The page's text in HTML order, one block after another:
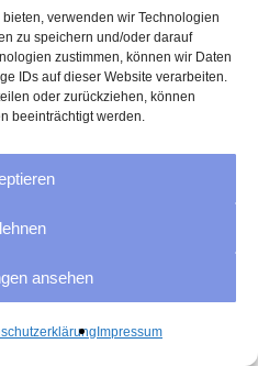
verwenden wir Technologien
zu speichern und/oder darauf
zustimmen, können wir Daten
IDs auf dieser Website verarbeiten.
oder zurückziehen, können
beeinträchtigt werden.
ansehen
Impressum